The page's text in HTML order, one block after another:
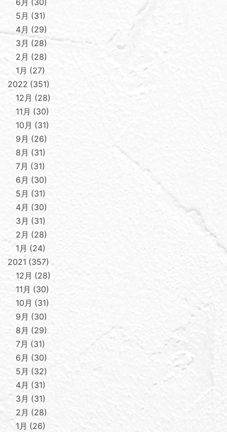
6月
30
5月
31
4月
29
3月
28
2月
28
1月
27
2022 351
12月
28
11月
30
10月
31
9月
26
8月
31
7月
31
6月
30
5月
31
4月
30
3月
31
2月
28
1月
24
2021 357
12月
28
11月
30
10月
31
9月
30
8月
29
7月
31
6月
30
5月
32
4月
31
3月
31
2月
28
1月
26